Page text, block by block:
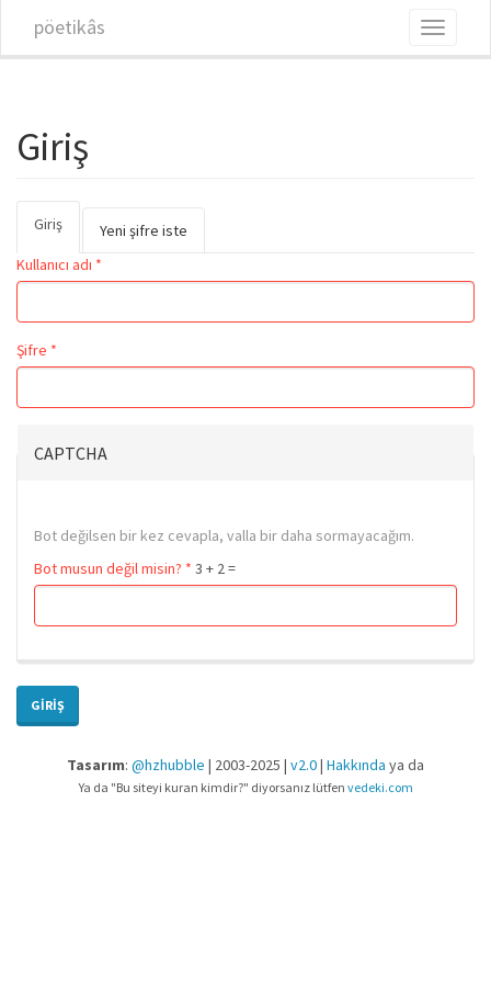
pöetikâs
Toggle
Giriş
Birincil sekmeler
Giriş
Yeni şifre iste
Kullanıcı adı *
Şifre *
CAPTCHA
Bot değilsen bir kez cevapla, valla bir daha sormayacağım.
Bot musun değil misin? * 3 + 2 =
GIRIŞ
Tasarım: @hzhubble | 2003-2025 | v2.0| Hakkında ya da
Ya da "Bu siteyi kuran kimdir?" diyorsanız lütfen vedeki.com